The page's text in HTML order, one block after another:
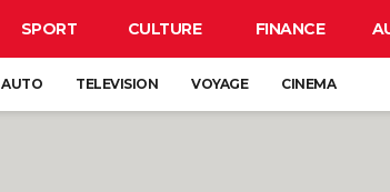
SPORT CULTURE FINANCE
AUTO TELEVISION VOYAGE CINEMA